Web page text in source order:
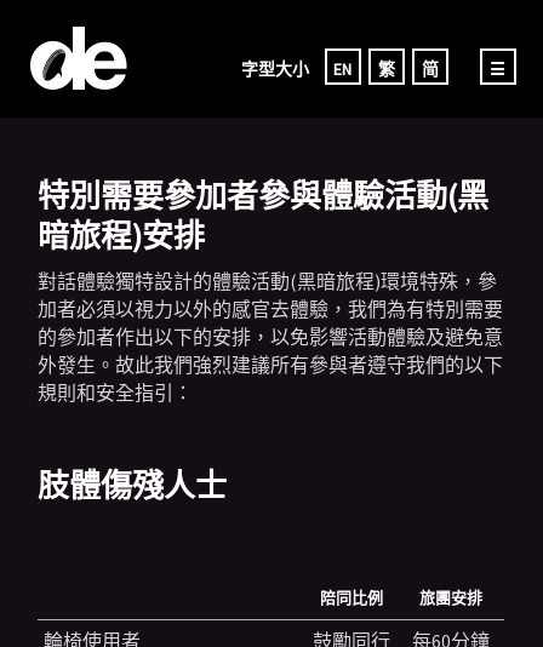
字型大小 EN 繁 简 ☰
特別需要參加者參與體驗活動(黑
暗旅程)安排
對話體驗獨特設計的體驗活動(黑暗旅程)環境特殊，參
加者必須以視力以外的感官去體驗，我們為有特別需要
的參加者作出以下的安排，以免影響活動體驗及避免意
外發生。故此我們強烈建議所有參與者遵守我們的以下
規則和安全指引：
肢體傷殘人士
陪同比例 旅團安排
輪椅使用者
鼓勵同行
每60分鐘